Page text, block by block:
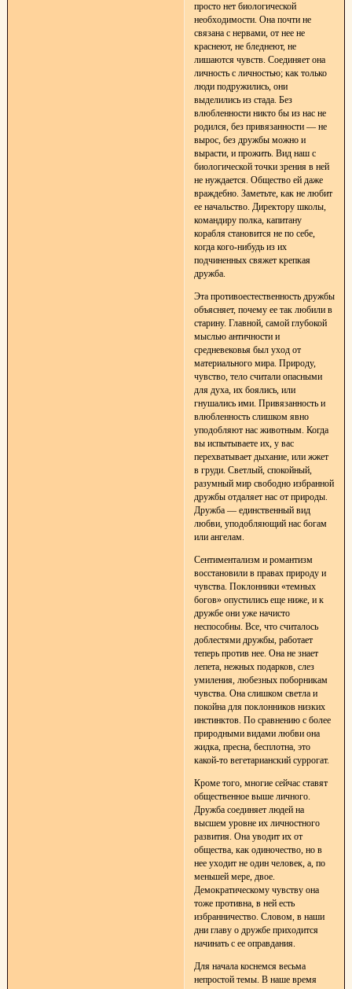
просто нет биологической
необходимости. Она почти не
связана с нервами, от нее не
краснеют, не бледнеют, не
лишаются чувств. Соединяет она
личность с личностью; как только
люди подружились, они
выделились из стада. Без
влюбленности никто бы из нас не
родился, без привязанности — не
вырос, без дружбы можно и
вырасти, и прожить. Вид наш с
биологической точки зрения в ней
не нуждается. Общество ей даже
враждебно. Заметьте, как не любит
ее начальство. Директору школы,
командиру полка, капитану
корабля становится не по себе,
когда кого-нибудь из их
подчиненных свяжет крепкая
дружба.
Эта противоестественность дружбы
объясняет, почему ее так любили в
старину. Главной, самой глубокой
мыслью античности и
средневековья был уход от
материального мира. Природу,
чувство, тело считали опасными
для духа, их боялись, или
гнушались ими. Привязанность и
влюбленность слишком явно
уподобляют нас животным. Когда
вы испытываете их, у вас
перехватывает дыхание, или жжет
в груди. Светлый, спокойный,
разумный мир свободно избранной
дружбы отдаляет нас от природы.
Дружба — единственный вид
любви, уподобляющий нас богам
или ангелам.
Сентиментализм и романтизм
восстановили в правах природу и
чувства. Поклонники «темных
богов» опустились еще ниже, и к
дружбе они уже начисто
неспособны. Все, что считалось
доблестями дружбы, работает
теперь против нее. Она не знает
лепета, нежных подарков, слез
умиления, любезных поборникам
чувства. Она слишком светла и
покойна для поклонников низких
инстинктов. По сравнению с более
природными видами любви она
жидка, пресна, бесплотна, это
какой-то вегетарианский суррогат.
Кроме того, многие сейчас ставят
общественное выше личного.
Дружба соединяет людей на
высшем уровне их личностного
развития. Она уводит их от
общества, как одиночество, но в
нее уходит не один человек, а, по
меньшей мере, двое.
Демократическому чувству она
тоже противна, в ней есть
избранничество. Словом, в наши
дни главу о дружбе приходится
начинать с ее оправдания.
Для начала коснемся весьма
непростой темы. В наше время